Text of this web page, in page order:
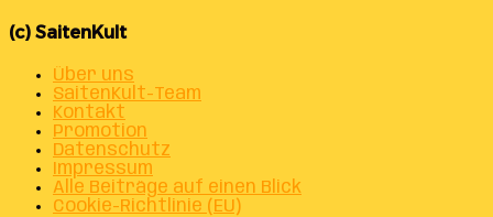
(c) SaitenKult
Über uns
SaitenKult-Team
Kontakt
Promotion
Datenschutz
Impressum
Alle Beiträge auf einen Blick
Cookie-Richtlinie (EU)